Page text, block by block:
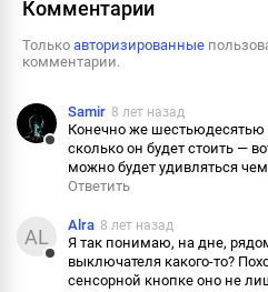
Комментарии
Только авторизированные
комментарии.
Samir 8 лет назад
Конечно же шестьюдесятью
сколько он будет стоить —
можно будет удивляться
Ответить
AL Alra 8 лет назад
Я так понимаю, на дне,
выключателя какого-то?
сенсорной кнопке оно не